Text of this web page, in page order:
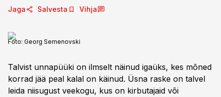
Jaga Salvesta Vihja
Foto: Georg Semenovski
Talvist unnapüüki on ilmselt näinud igaüks, kes mõned
korrad jää peal kalal on käinud. Üsna raske on talvel
leida niisugust veekogu, kus on kirbutajaid või